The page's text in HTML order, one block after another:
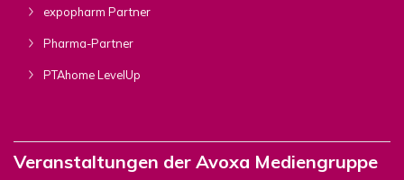
expopharm Partner
Pharma-Partner
PTAhome LevelUp
Veranstaltungen der Avoxa Mediengruppe